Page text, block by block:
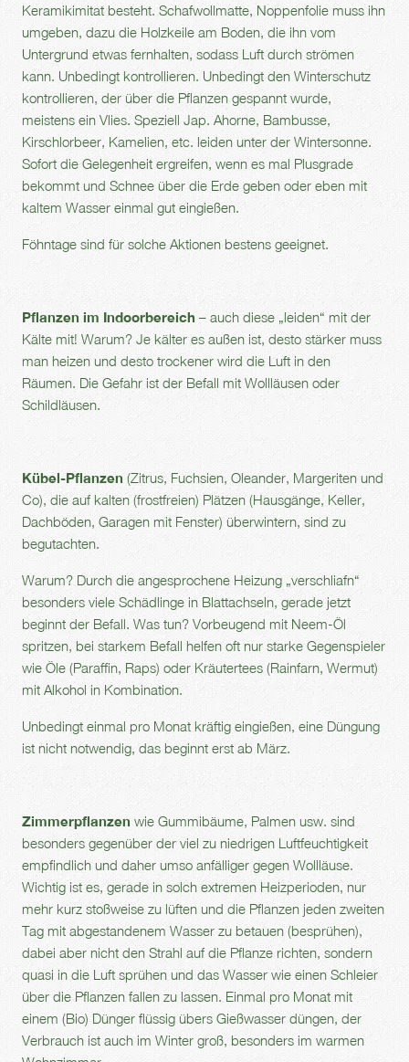
Keramikimitat besteht. Schafwollmatte, Noppenfolie muss ihn
umgeben, dazu die Holzkeile am Boden, die ihn vom
Untergrund etwas fernhalten, sodass Luft durch strömen
kann. Unbedingt kontrollieren. Unbedingt den Winterschutz
kontrollieren, der über die Pflanzen gespannt wurde,
meistens ein Vlies. Speziell Jap. Ahorne, Bambusse,
Kirschlorbeer, Kamelien, etc. leiden unter der Wintersonne.
Sofort die Gelegenheit ergreifen, wenn es mal Plusgrade
bekommt und Schnee über die Erde geben oder eben mit
kaltem Wasser einmal gut eingießen.
Föhntage sind für solche Aktionen bestens geeignet.
Pflanzen im Indoorbereich – auch diese „leiden“ mit der
Kälte mit! Warum? Je kälter es außen ist, desto stärker muss
man heizen und desto trockener wird die Luft in den
Räumen. Die Gefahr ist der Befall mit Wollläusen oder
Schildläusen.
Kübel-Pflanzen(Zitrus, Fuchsien, Oleander, Margeriten und
Co), die auf kalten (frostfreien) Plätzen (Hausgänge, Keller,
Dachböden, Garagen mit Fenster) überwintern, sind zu
begutachten.
Warum? Durch die angesprochene Heizung „verschliafn“
besonders viele Schädlinge in Blattachseln, gerade jetzt
beginnt der Befall. Was tun? Vorbeugend mit Neem-Öl
spritzen, bei starkem Befall helfen oft nur starke Gegenspieler
wie Öle (Paraffin, Raps) oder Kräutertees (Rainfarn, Wermut)
mit Alkohol in Kombination.
Unbedingt einmal pro Monat kräftig eingießen, eine Düngung
ist nicht notwendig, das beginnt erst ab März.
Zimmerpflanzen wie Gummibäume, Palmen usw. sind
besonders gegenüber der viel zu niedrigen Luftfeuchtigkeit
empfindlich und daher umso anfälliger gegen Wollläuse.
Wichtig ist es, gerade in solch extremen Heizperioden, nur
mehr kurz stoßweise zu lüften und die Pflanzen jeden zweiten
Tag mit abgestandenem Wasser zu betauen (besprühen),
dabei aber nicht den Strahl auf die Pflanze richten, sondern
quasi in die Luft sprühen und das Wasser wie einen Schleier
über die Pflanzen fallen zu lassen. Einmal pro Monat mit
einem (Bio) Dünger flüssig übers Gießwasser düngen, der
Verbrauch ist auch im Winter groß, besonders im warmen